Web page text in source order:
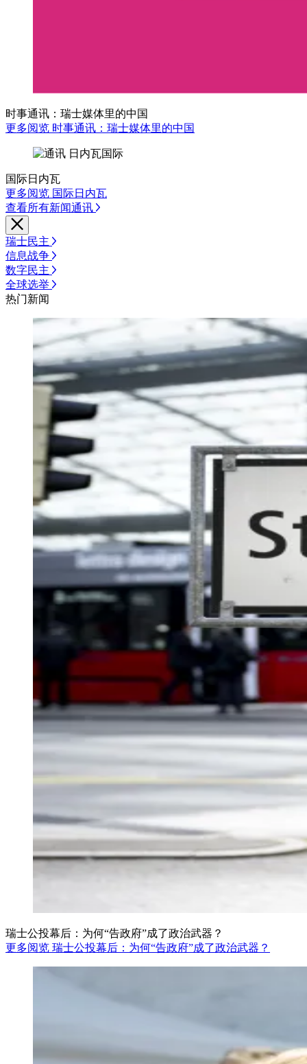
时事通讯：瑞士媒体里的中国
更多阅览 时事通讯：瑞士媒体里的中国
国际日内瓦
更多阅览 国际日内瓦
查看所有新闻通讯
瑞士民主
信息战争
数字民主
全球选举
热门新闻
瑞士公投幕后：为何“告政府”成了政治武器？
更多阅览 瑞士公投幕后：为何“告政府”成了政治武器？